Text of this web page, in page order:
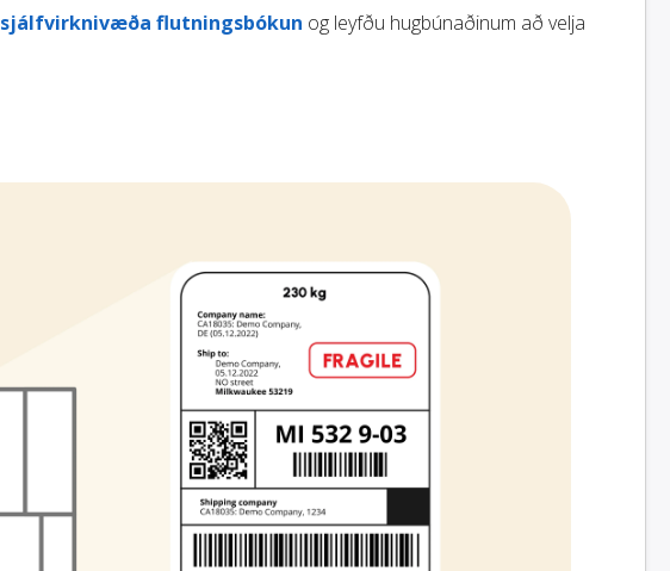
sjálfvirknivæða flutningsbókun og leyfðu hugbúnaðinum að velja